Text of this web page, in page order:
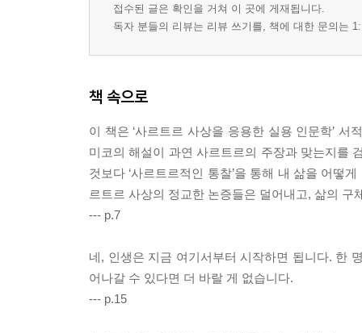
접수된 글은 확인을 거쳐 이 곳에 게재됩니다.
독자 분들의 리뷰는 리뷰 쓰기를, 책에 대한 문의는
책 속으로
이 책은 ‘사르트르 사상을 응용한 실용 인문학’
미코의 해설이 과연 사르트르의 주장과 맞는지를
것보다 ‘사르트르적인 통찰’을 통해 내 삶을 어떻
르트르 사상의 정교한 논증들은 덜어내고, 삶의
--- p.7
네, 인생은 지금 여기서부터 시작하면 됩니다. 한
어나갈 수 있다면 더 바랄 게 없습니다.
--- p.15